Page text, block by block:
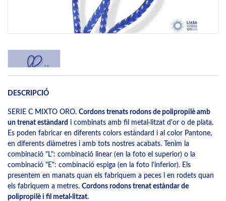
DESCRIPCIÓ
SERIE C MIXTO ORO. Cordons trenats rodons de polipropilè amb
un trenat estàndard i combinats amb fil metal·litzat d'or o de plata.
Es poden fabricar en diferents colors estàndard i al color Pantone,
en diferents diàmetres i amb tots nostres acabats. Tenim la
combinació "L": combinació linear (en la foto el superior) o la
combinació "E": combinació espiga (en la foto l'inferior). Els
presentem en manats quan els fabriquem a peces i en rodets quan
els fabriquem a metres. Cordons rodons trenat estàndar de
polipropilè i fil metal·litzat.